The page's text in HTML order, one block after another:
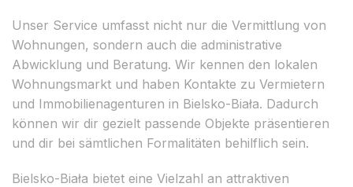
Unser Service umfasst nicht nur die Vermittlung von
Wohnungen, sondern auch die administrative
Abwicklung und Beratung. Wir kennen den lokalen
Wohnungsmarkt und haben Kontakte zu Vermietern
und Immobilienagenturen in Bielsko-Biała. Dadurch
können wir dir gezielt passende Objekte präsentieren
und dir bei sämtlichen Formalitäten behilflich sein.
Bielsko-Biała bietet eine Vielzahl an attraktiven